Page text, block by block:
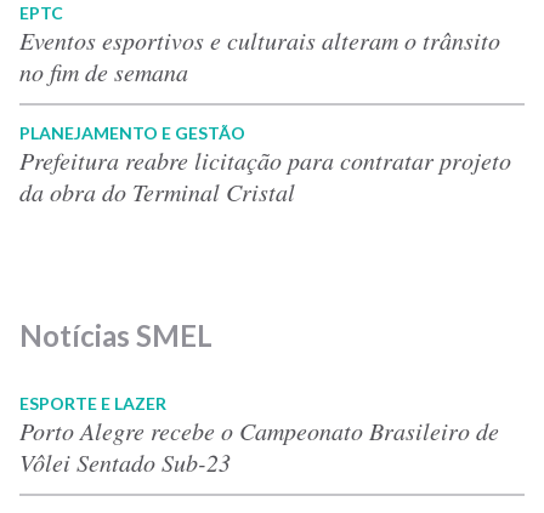
EPTC
Eventos esportivos e culturais alteram o trânsito
no fim de semana
PLANEJAMENTO E GESTÃO
Prefeitura reabre licitação para contratar projeto
da obra do Terminal Cristal
Notícias SMEL
ESPORTE E LAZER
Porto Alegre recebe o Campeonato Brasileiro de
Vôlei Sentado Sub-23